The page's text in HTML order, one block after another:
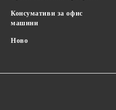
Консумативи за офис
машини
Ново